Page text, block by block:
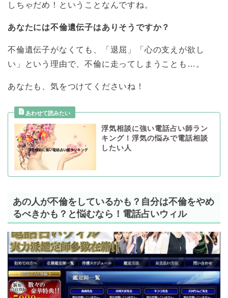
しちゃだめ！ということなんですね。
あなたには不倫遺伝子はありそうですか？
不倫遺伝子がなくても、「退屈」「心の支えが欲し
い」という理由で、不倫に走ってしまうことも…。
あなたも、気をつけてくださいね！
浮気相談に強い電話占い師ラン
キング！浮気の悩みで電話相談
したい人
あの人が不倫をしているかも？自分は不倫をやめ
るべきかも？と悩むなら！電話占いウィル